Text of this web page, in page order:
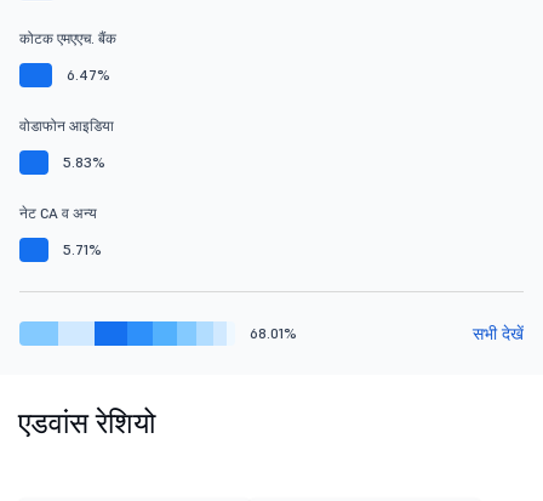
कोटक एमएएच. बैंक
6.47%
वोडाफोन आइडिया
5.83%
नेट CA व अन्य
5.71%
68.01% सभी देखें
एडवांस रेशियो